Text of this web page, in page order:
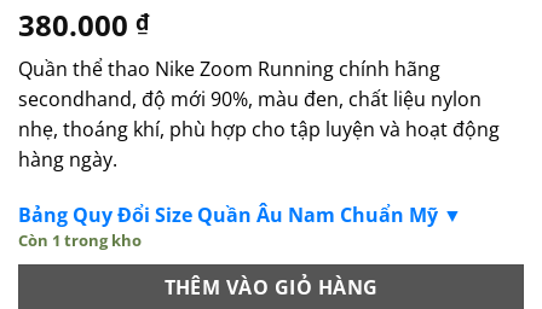
380.000 ₫
Quần thể thao Nike Zoom Running chính hãng
secondhand, độ mới 90%, màu đen, chất liệu nylon
nhẹ, thoáng khí, phù hợp cho tập luyện và hoạt động
hàng ngày.
Bảng Quy Đổi Size Quần Âu Nam Chuẩn Mỹ ▼
Còn 1 trong kho
THÊM VÀO GIỎ HÀNG